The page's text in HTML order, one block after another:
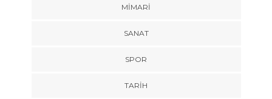
MIMARI
SANAT
SPOR
TARİH